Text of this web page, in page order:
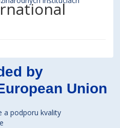
a podporu kvality